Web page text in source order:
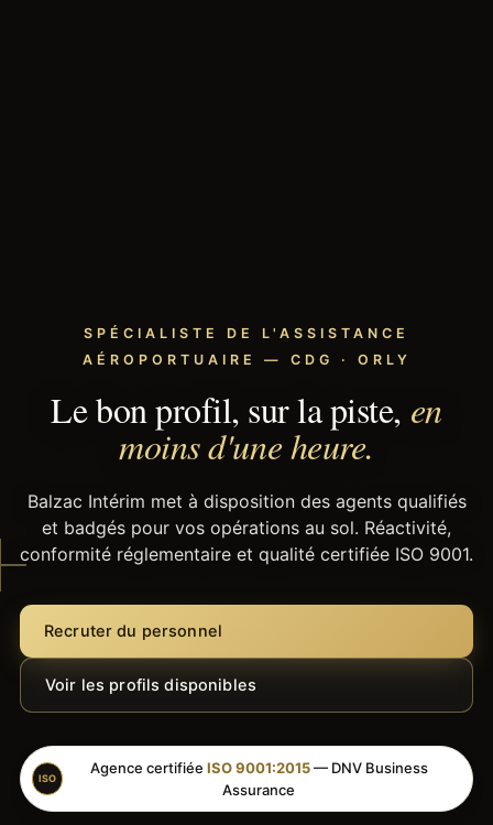
SPÉCIALISTE DE L'ASSISTANCE
AÉROPORTUAIRE — CDG · ORLY
Le bon profil, sur la piste, en
moins d'une heure.
Balzac Intérim met à disposition des agents qualifiés
et badgés pour vos opérations au sol. Réactivité,
conformité réglementaire et qualité certifiée ISO 9001.
Recruter du personnel
Voir les profils disponibles
ISO
Agence certifiée ISO 9001:2015— DNV Business
Assurance